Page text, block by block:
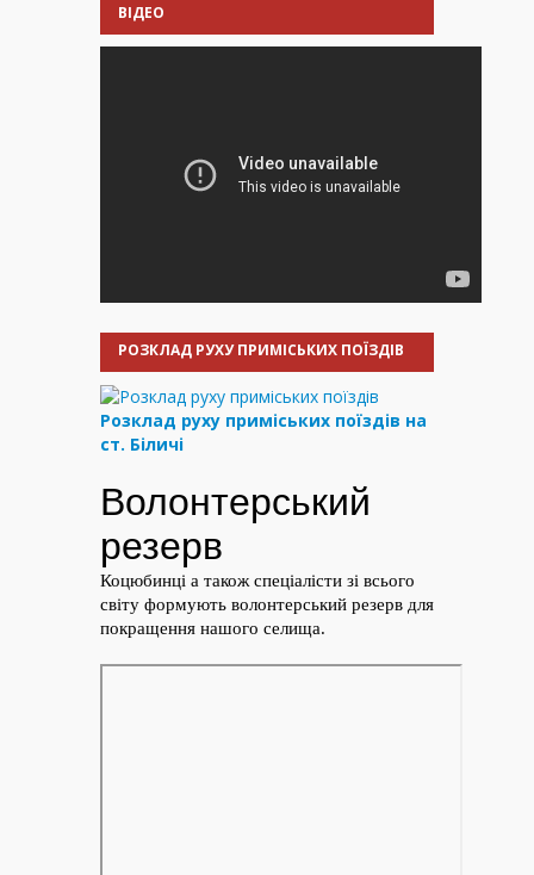
ВІДЕО
РОЗКЛАД РУХУ ПРИМІСЬКИХ ПОЇЗДІВ
Розклад руху приміських поїздів на
ст. Біличі